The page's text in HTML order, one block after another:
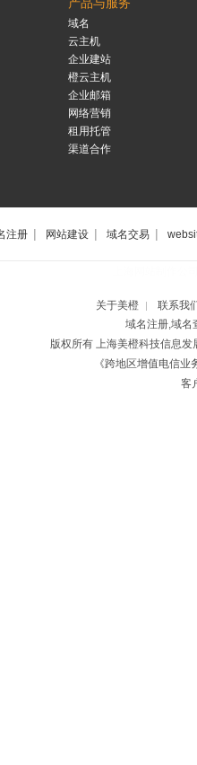
域名
云主机
企业建站
橙云主机
企业邮箱
网络营销
租用托管
渠道合作
注册 | 网站建设 | 域名交易 |
关于美橙 |
联系我
域名注册,域名
版权所有 上海美橙科技信息
《跨地区增值电信
客